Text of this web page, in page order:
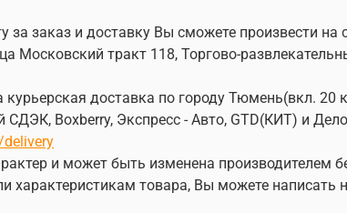
заказ и доставку Вы сможете произвести на
Московский тракт 118, Торгово-
доставка по городу Тюмень(вкл. 20
Boxberry, Экспресс - Авто, GTD(КИТ) и
и может быть изменена производителем
характеристикам товара, Вы можете